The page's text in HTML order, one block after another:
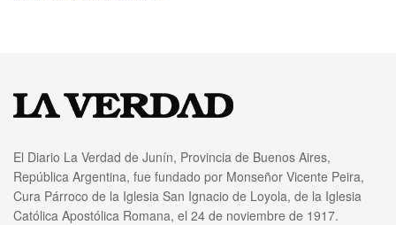
El Diario La Verdad de Junín, Provincia de Buenos Aires,
República Argentina, fue fundado por Monseñor Vicente Peira,
Cura Párroco de la Iglesia San Ignacio de Loyola, de la Iglesia
Católica Apostólica Romana, el 24 de noviembre de 1917.